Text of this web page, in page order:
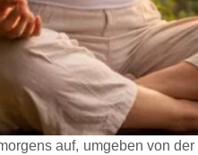
auf, umgeben von